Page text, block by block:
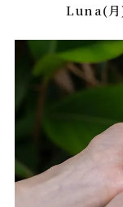
Luna(月